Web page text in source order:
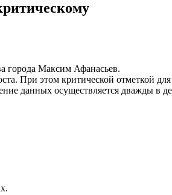
города Максим Афанасьев.
При этом критической отметкой для
данных осуществляется дважды в